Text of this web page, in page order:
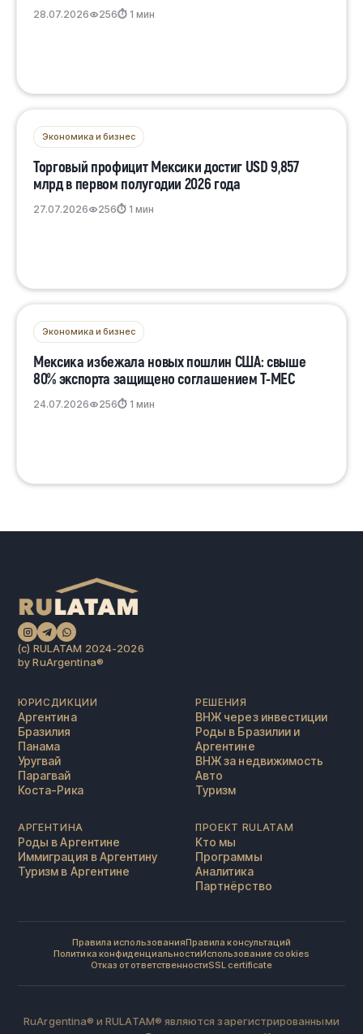
28.07.2026 256⏱ 1 мин
Экономика и бизнес
Торговый профицит Мексики достиг USD 9,857
млрд в первом полугодии 2026 года
27.07.2026 256⏱ 1 мин
Экономика и бизнес
Мексика избежала новых пошлин США: свыше
80% экспорта защищено соглашением T-MEC
24.07.2026 256⏱ 1 мин
(c) RULATAM 2024-2026
by RuArgentina®️
ЮРИСДИКЦИИ
Аргентина
Бразилия
Панама
Уругвай
Парагвай
Коста-Рика
РЕШЕНИЯ
ВНЖ через инвестиции
Роды в Бразилии и
Аргентине
ВНЖ за недвижимость
Авто
Туризм
АРГЕНТИНА
Роды в Аргентине
Иммиграция в Аргентину
Туризм в Аргентине
ПРОЕКТ RULATAM
Кто мы
Программы
Аналитика
Партнёрство
Правила использованияПравила консультаций
Политика конфиденциальностиИспользование cookies
Отказ от ответственностиSSL certificate
RuArgentina® и RULATAM® являются зарегистрированными